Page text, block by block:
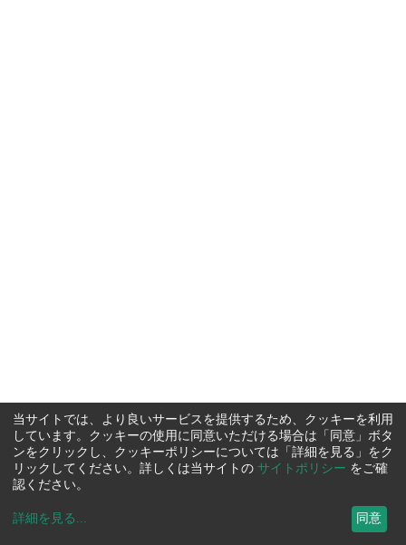
当サイトでは、より良いサービスを提供するため、クッキーを利用
しています。クッキーの使用に同意いただける場合は「同意」ボタ
ンをクリックし、クッキーポリシーについては「詳細を見る」をク
リックしてください。詳しくは当サイトの サイトポリシー をご確
認ください。
詳細を見る ... 同意